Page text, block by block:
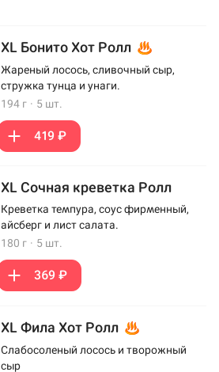
XL Бонито Хот Ролл
Жареный лосось, сливочный сыр,
стружка тунца и унаги.
194 г · 5 шт.
419 ₽
XL Сочная креветка Ролл
Креветка темпура, соус фирменный,
айсберг и лист салата.
180 г · 5 шт.
369 ₽
XL Фила Хот Ролл
Слабосоленый лосось и творожный
сыр